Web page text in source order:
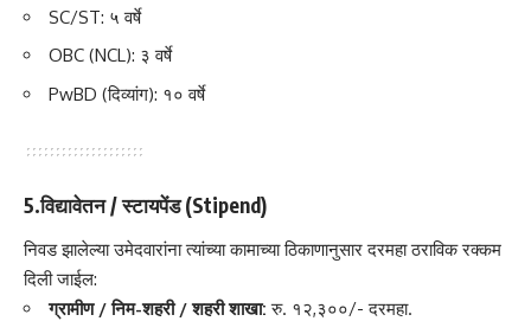
SC/ST: ५ वर्षे
OBC (NCL): ३ वर्षे
PwBD (दिव्यांग): १० वर्षे
5.विद्यावेतन / स्टायपेंड (Stipend)
निवड झालेल्या उमेदवारांना त्यांच्या कामाच्या ठिकाणानुसार दरमहा ठराविक रक्कम
दिली जाईल:
ग्रामीण / निम-शहरी / शहरी शाखा: रु. १२,३००/- दरमहा.